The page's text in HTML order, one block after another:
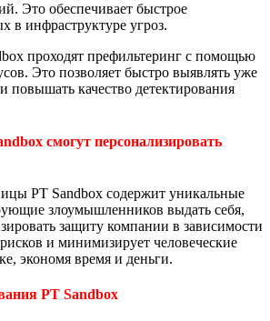
Это обеспечивает быстрое
в инфраструктуре угроз.
проходят префильтеринг с помощью
Это позволяет быстро выявлять уже
повышать качество детектирования
смогут персонализировать
PT Sandbox содержит уникальные
злоумышленников выдать себя,
защиту компании в зависимости
и минимизирует человеческие
экономя время и деньги.
PT Sandbox